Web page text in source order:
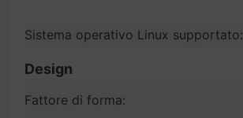
Sistema operativo Linux supportato:
Design
Fattore di forma: